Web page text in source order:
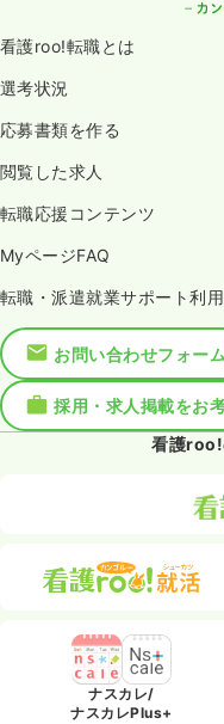
看護roo!転職とは
選考状況
応募書類を作る
閲覧した求人
転職応援コンテンツ
MyページFAQ
転職・派遣就業サポート利
お問い合わせフォーム
採用・求人掲載をお
看護roo!
ナスカレ/
ナスカレPlus+